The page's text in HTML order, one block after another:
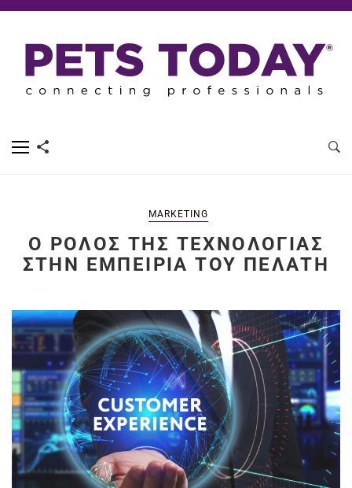
MARKETING
Ο ΡΌΛΟΣ ΤΗΣ ΤΕΧΝΟΛΟΓΊΑΣ
ΣΤΗΝ ΕΜΠΕΙΡΊΑ ΤΟΥ ΠΕΛΆΤΗ